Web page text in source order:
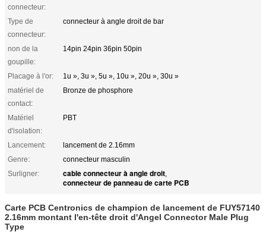
connecteur:
Type de
connecteur:
connecteur à angle droit de bar
non de la
goupille:
14pin 24pin 36pin 50pin
Placage à l'or:
1u », 3u », 5u », 10u », 20u », 30u »
matériel de
contact:
Bronze de phosphore
Matériel
d'isolation:
PBT
Lancement:
lancement de 2.16mm
Genre:
connecteur masculin
Surligner:
cable connecteur à angle droit,
connecteur de panneau de carte PCB
Carte PCB Centronics de champion de lancement de FUY57140
2.16mm montant l'en-tête droit d'Angel Connector Male Plug
Type